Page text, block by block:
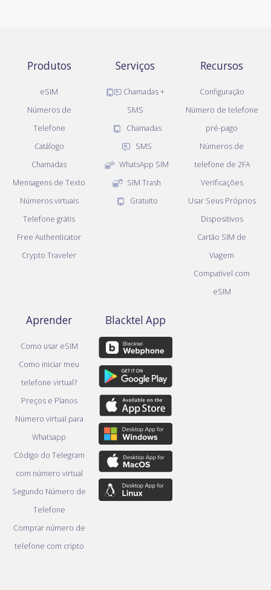
Produtos
eSIM
Números de
Telefone
Catálogo
Chamadas
Mensagens de Texto
Números virtuais
Telefone grátis
Free Authenticator
Crypto Traveler
Serviços
Chamadas +
SMS
Chamadas
SMS
WhatsApp SIM
SIM Trash
Gratuito
Recursos
Configuração
Número de telefone
pré-pago
Números de
telefone de 2FA
Verificações
Usar Seus Próprios
Dispositivos
Cartão SIM de
Viagem
Compatível com
eSIM
Aprender
Como usar eSIM
Como iniciar meu
telefone virtual?
Preços e Planos
Número virtual para
Whatsapp
Código do Telegram
com número virtual
Segundo Número de
Telefone
Comprar número de
telefone com cripto
Blacktel App